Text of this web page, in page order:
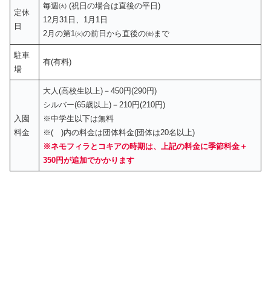
定休
日
毎週㈫ (祝日の場合は直後の平日)
12月31日、1月1日
2月の第1㈫の前日から直後の㈮まで
駐車
場
有(有料)
入園
料金
大人(高校生以上)－450円(290円)
シルバー(65歳以上)－210円(210円)
※中学生以下は無料
※( )内の料金は団体料金(団体は20名以上)
※ネモフィラとコキアの時期は、上記の料金に季節料金＋
350円が追加でかかります